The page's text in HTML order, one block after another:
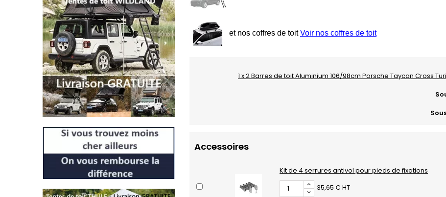
et nos coffres de toitVoir nos coffres de toit
1 x 2 Barres de toit Aluminium 106/98cm Porsche Taycan Cross
Accessoires
Kit de 4 serrures antivol pour pieds de fixations
35,65 € HT